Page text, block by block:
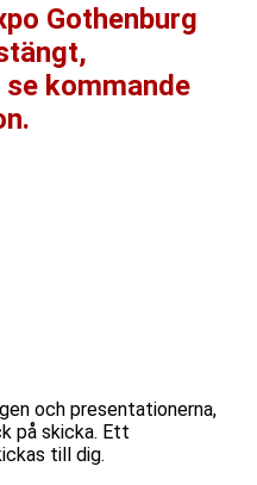
Gothenburg
kommande
och presentationerna,
på skicka. Ett
till dig.